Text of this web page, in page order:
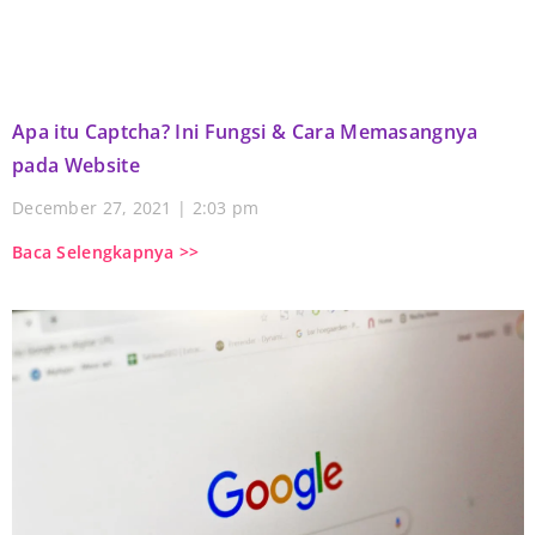
Apa itu Captcha? Ini Fungsi & Cara Memasangnya
pada Website
December 27, 2021
2:03 pm
Baca Selengkapnya >>